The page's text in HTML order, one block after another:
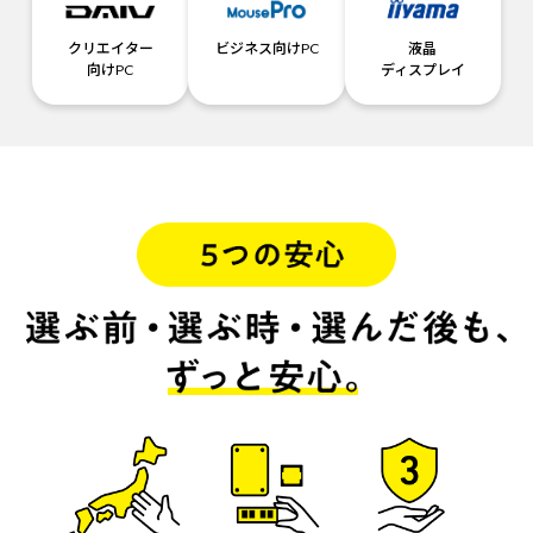
クリエイター
向けPC
ビジネス向けPC
液晶
ディスプレイ